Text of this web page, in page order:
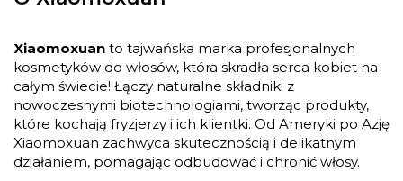
Xiaomoxuan to tajwańska marka profesjonalnych
kosmetyków do włosów, która skradła serca kobiet na
całym świecie! Łączy naturalne składniki z
nowoczesnymi biotechnologiami, tworząc produkty,
które kochają fryzjerzy i ich klientki. Od Ameryki po Azję
Xiaomoxuan zachwyca skutecznością i delikatnym
działaniem, pomagając odbudować i chronić włosy.